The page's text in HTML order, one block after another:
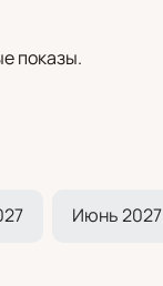
показы.
Июнь 2027